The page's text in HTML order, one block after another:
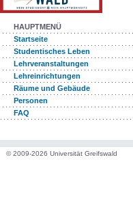
HAUPTMENÜ
Startseite
Studentisches Leben
Lehrveranstaltungen
Lehreinrichtungen
Räume und Gebäude
Personen
FAQ
© 2009-2026 Universität Greifswald